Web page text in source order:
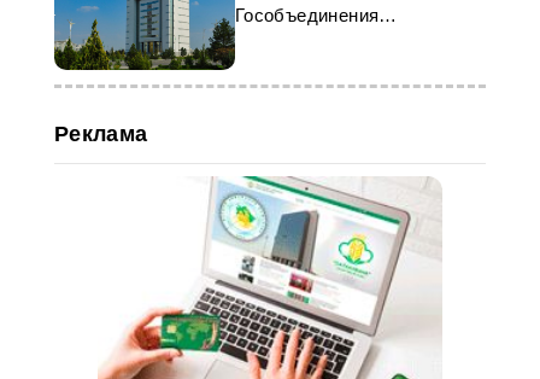
Гособъединения
«Türkmenhaly»
Реклама